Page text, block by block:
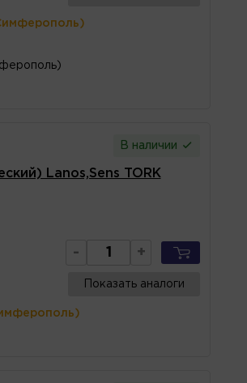
В наличии
Lanos,Sens TORK
- +
Показать аналоги